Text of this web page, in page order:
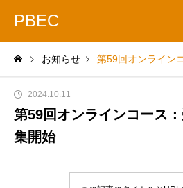
PBEC
お知らせ 第59回オンライン
2024.10.11
第59回オンラインコース
集開始